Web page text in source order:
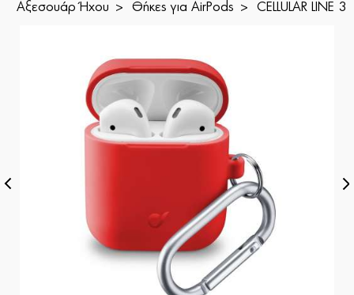
Αξεσουάρ Ήχου Θήκες για AirPods CELLULAR LINE